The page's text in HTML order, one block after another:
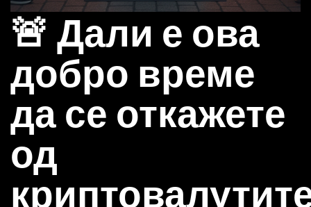
🚨 Дали е ова
добро време
да се откажете
од